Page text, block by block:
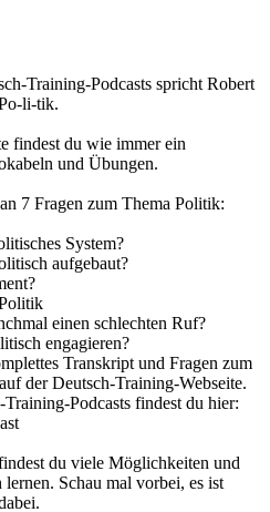
Training-Podcasts spricht Robert
findest du wie immer ein
und Übungen.
8 Fragen zum Thema Sport:
Sport?
aus?
für regelmäßigen Sport
Welche Rolle spielen Profisport,
Breitensport und
der Geschichte entwickelt?
Transkript und Fragen zum
der Deutsch-Training-Webseite.
Podcasts findest du hier: